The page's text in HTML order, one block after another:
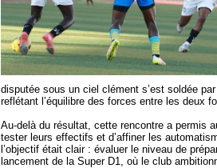
disputée sous un ciel clément s’est soldée
reflétant l’équilibre des forces entre les deux
Au-delà du résultat, cette rencontre a permis
tester leurs effectifs et d’affiner les
l’objectif était clair : évaluer le niveau de
lancement de la Super D1, où le club